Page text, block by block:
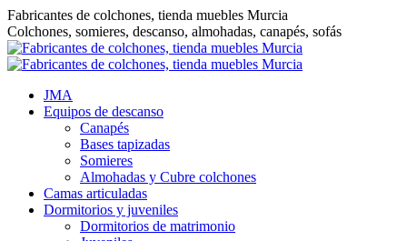
Saltar
al
contenido
Fabricantes de colchones, tienda muebles Murcia
Colchones, somieres, descanso, almohadas, canapés, sofás
JMA
Equipos de descanso
Canapés
Bases tapizadas
Somieres
Almohadas y Cubre colchones
Camas articuladas
Dormitorios y juveniles
Dormitorios de matrimonio